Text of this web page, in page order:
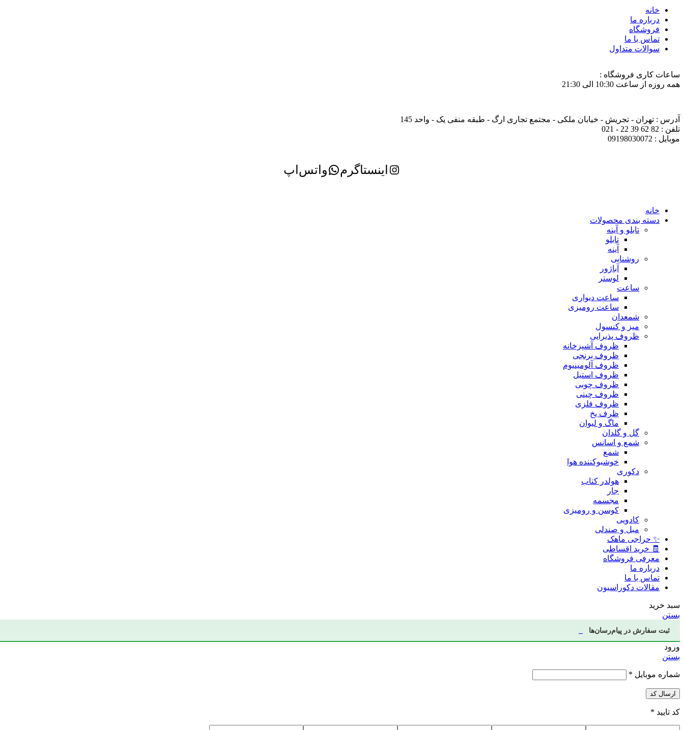
خانه
درباره ما
فروشگاه
تماس با ما
سوالات متداول
ساعات کاری فروشگاه :
همه روزه از ساعت 10:30 الی 21:30
آدرس : تهران - تجریش - خیابان ملکی - مجتمع تجاری ارگ - طبقه منفی یک - واحد 145
تلفن : 82 62 39 22 - 021
موبایل : 09198030072
اینستاگرم واتس‌اپ
خانه
دسته بندی محصولات
تابلو و آینه
تابلو
آینه
روشنایی
آباژور
لوستر
ساعت
ساعت دیواری
ساعت رومیزی
شمعدان
میز و کنسول
ظروف پذیرایی
ظروف آشپزخانه
ظروف برنجی
ظروف آلومینیوم
ظروف استیل
ظروف چوبی
ظروف چینی
ظروف فلزی
ظرف یخ
ماگ و لیوان
گل و گلدان
شمع و اسانس
شمع
خوشبوکننده هوا
دکوری
هولدر کتاب
جار
مجسمه
کوسن و رومیزی
کادویی
مبل و صندلی
✨ حراجی ماهک
🧾 خرید اقساطی
معرفی فروشگاه
درباره ما
تماس با ما
مقالات دکوراسیون
سبد خرید
بستن
ثبت سفارش در پیام‌رسان‌ها
ورود
بستن
شماره موبایل *
ارسال کد
کد تایید *